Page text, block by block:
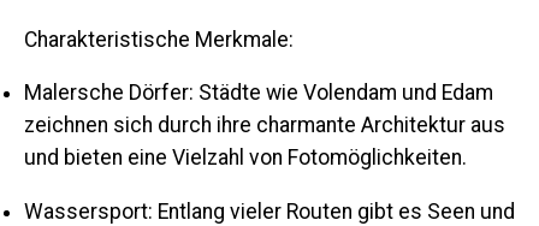
Charakteristische Merkmale:
Malersche Dörfer: Städte wie Volendam und Edam
zeichnen sich durch ihre charmante Architektur aus
und bieten eine Vielzahl von Fotomöglichkeiten.
Wassersport: Entlang vieler Routen gibt es Seen und